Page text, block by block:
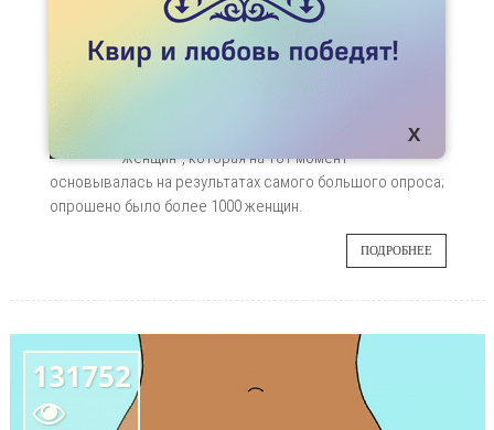
СЕКСУАЛЬНЫЕ ПРАКТИКИ ЛЕСБИЯНОК И
БИСЕКСУАЛОК
12
женщин”, которая на тот момент
основывалась на результатах самого большого опроса;
опрошено было более 1000 женщин.
ПОДРОБНЕЕ
131752
